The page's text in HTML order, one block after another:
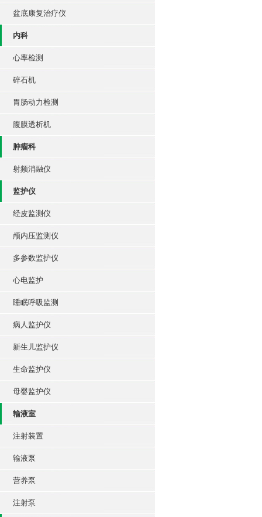
盆底康复治疗仪
内科
心率检测
碎石机
胃肠动力检测
腹膜透析机
肿瘤科
射频消融仪
监护仪
经皮监测仪
颅内压监测仪
多参数监护仪
心电监护
睡眠呼吸监测
病人监护仪
新生儿监护仪
生命监护仪
母婴监护仪
输液室
注射装置
输液泵
营养泵
注射泵